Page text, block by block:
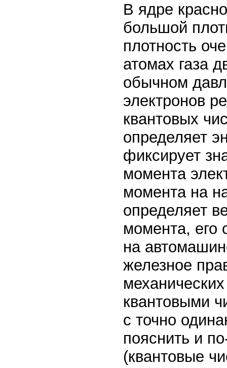
В ядре
большой
плотность
атомах газа
обычном
электронов
квантовых
определяет
фиксирует
момента
момента на
определяет
момента, его
на
железное
квантовыми
с точно
пояснить и
(квантовые